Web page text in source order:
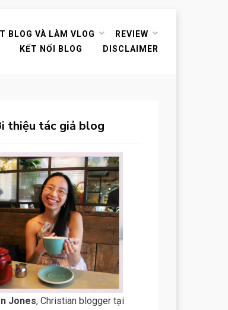
BLOG VÀ LÀM VLOG
REVIEW
KẾT NỐI BLOG DISCLAIMER
thiệu tác giả blog
Jones, Christian blogger tại